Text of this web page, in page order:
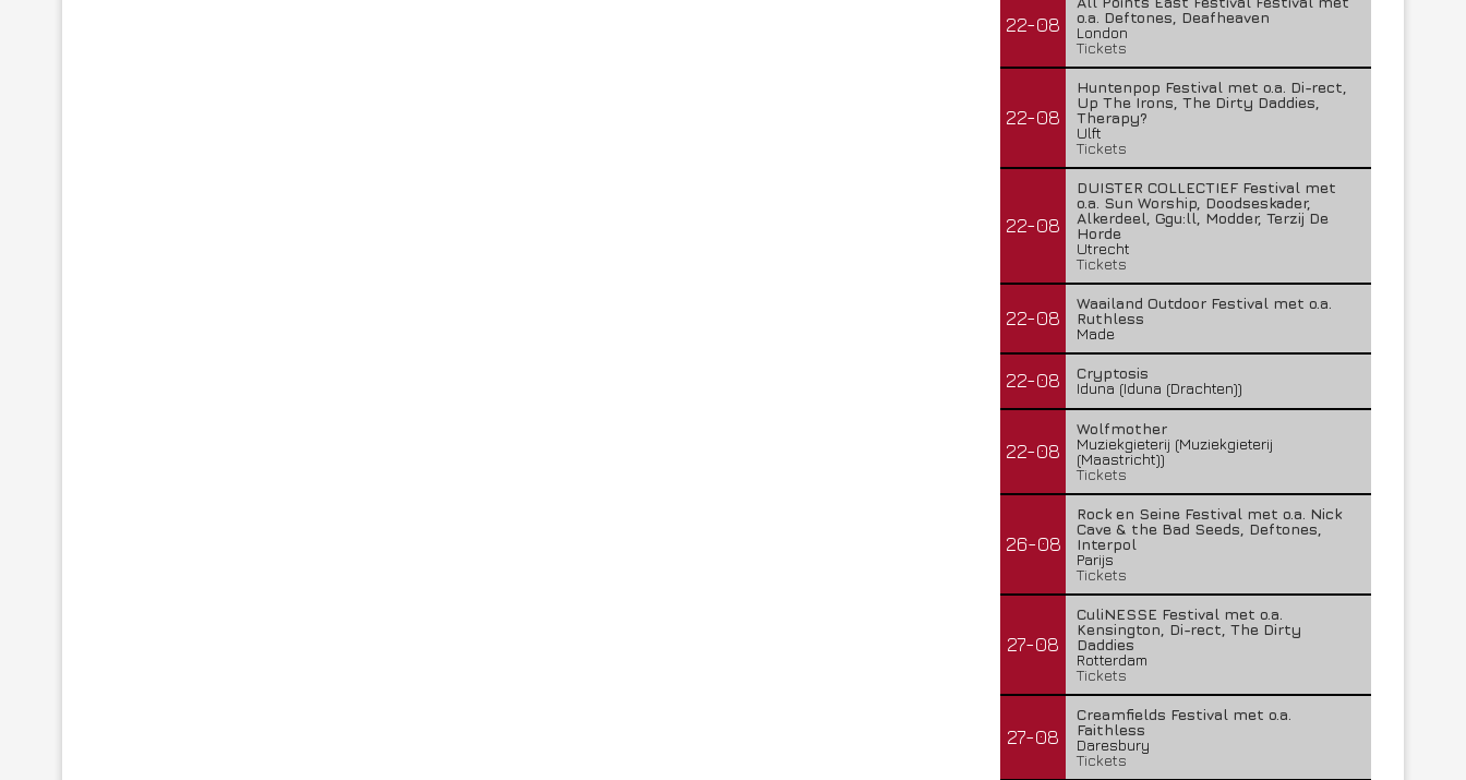
22-08
o.a. Deftones, Deafheaven
London
Tickets
22-08
Huntenpop Festival met o.a. Di-rect,
Up The Irons, The Dirty Daddies,
Therapy?
Ulft
Tickets
22-08
DUISTER COLLECTIEF Festival met
o.a. Sun Worship, Doodseskader,
Alkerdeel, Ggu:ll, Modder, Terzij De
Horde
Utrecht
Tickets
22-08
Waailand Outdoor Festival met o.a.
Ruthless
Made
22-08
Cryptosis
Iduna (Iduna (Drachten))
22-08
Wolfmother
Muziekgieterij (Muziekgieterij
(Maastricht))
Tickets
26-08
Rock en Seine Festival met o.a. Nick
Cave & the Bad Seeds, Deftones,
Interpol
Parijs
Tickets
27-08
CuliNESSE Festival met o.a.
Kensington, Di-rect, The Dirty
Daddies
Rotterdam
Tickets
27-08
Creamfields Festival met o.a.
Faithless
Daresbury
Tickets